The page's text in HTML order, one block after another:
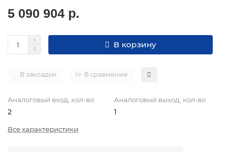
5 090 904 р.
В корзину
В закладки В сравнение
Аналоговый вход, кол-во
2
Аналоговый выход, кол-во
1
Все характеристики